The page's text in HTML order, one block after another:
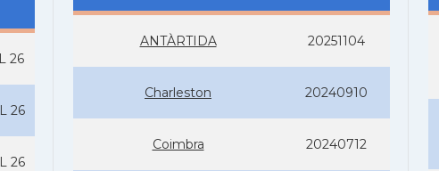
26
26
26
ANTÀRTIDA 20251104
Charleston 20240910
Coimbra 20240712